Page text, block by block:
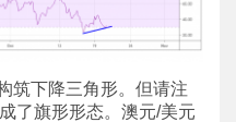
筑下降三角形。但请注
了旗形形态。澳元/美元